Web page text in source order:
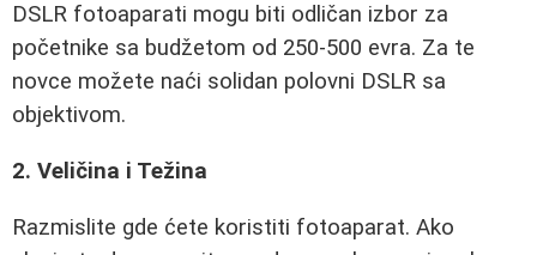
DSLR fotoaparati mogu biti odličan izbor za
početnike sa budžetom od 250-500 evra. Za te
novce možete naći solidan polovni DSLR sa
objektivom.
2. Veličina i Težina
Razmislite gde ćete koristiti fotoaparat. Ako